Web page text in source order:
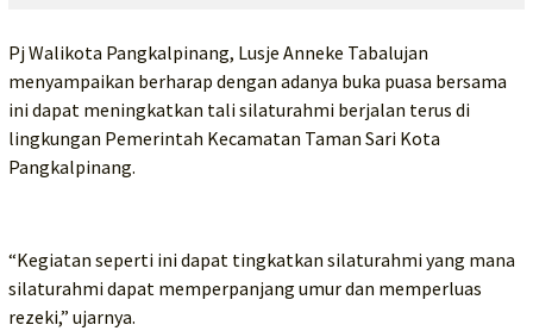
Pj Walikota Pangkalpinang, Lusje Anneke Tabalujan
menyampaikan berharap dengan adanya buka puasa bersama
ini dapat meningkatkan tali silaturahmi berjalan terus di
lingkungan Pemerintah Kecamatan Taman Sari Kota
Pangkalpinang.
“Kegiatan seperti ini dapat tingkatkan silaturahmi yang mana
silaturahmi dapat memperpanjang umur dan memperluas
rezeki,” ujarnya.